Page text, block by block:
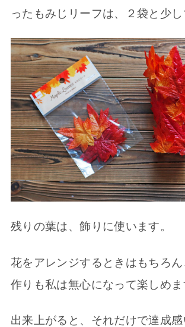
ったもみじリーフは、２袋と少し
残りの葉は、飾りに使います。
花をアレンジするときはもちろ
作りも私は無心になって楽しめま
出来上がると、それだけで達成感